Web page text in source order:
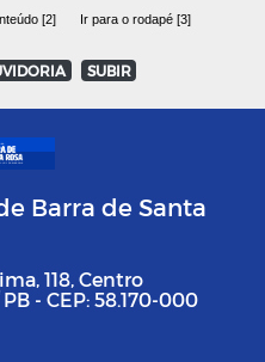
[2] Ir para o rodapé [3]
SUBIR
Barra de Santa
118, Centro
- CEP: 58.170-000